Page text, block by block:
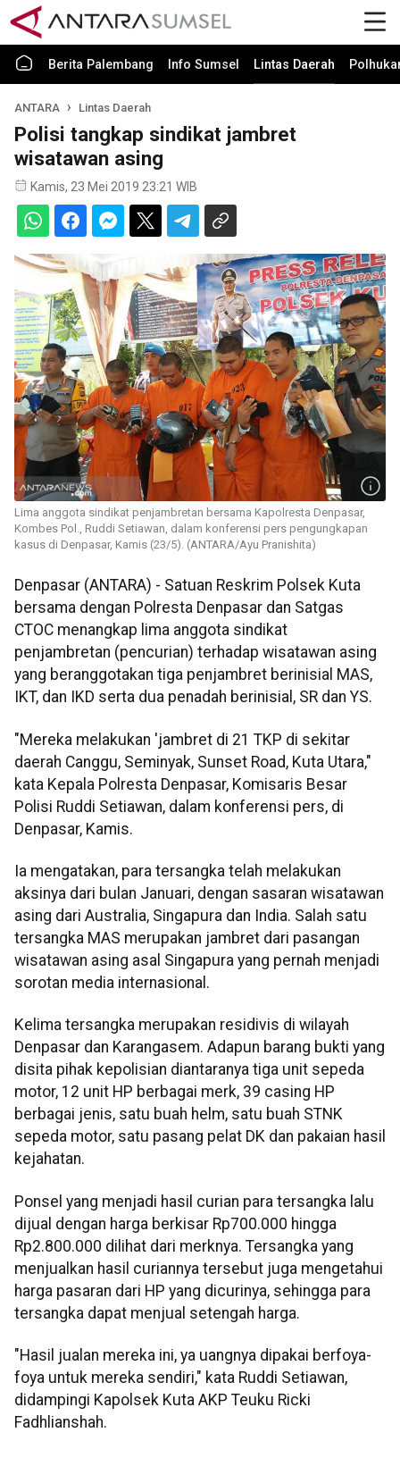
Berita Palembang Info Sumsel Lintas Daerah
ANTARA Lintas Daerah
Polisi tangkap sindikat jambret
wisatawan asing
Kamis, 23 Mei 2019 23:21 WIB
Lima anggota sindikat penjambretan bersama Kapolresta Denpasar,
Kombes Pol., Ruddi Setiawan, dalam konferensi pers pengungkapan
kasus di Denpasar, Kamis (23/5). (ANTARA/Ayu Pranishita)
Denpasar (ANTARA) - Satuan Reskrim Polsek Kuta
bersama dengan Polresta Denpasar dan Satgas
CTOC menangkap lima anggota sindikat
penjambretan (pencurian) terhadap wisatawan asing
yang beranggotakan tiga penjambret berinisial MAS,
IKT, dan IKD serta dua penadah berinisial, SR dan YS.
"Mereka melakukan 'jambret di 21 TKP di sekitar
daerah Canggu, Seminyak, Sunset Road, Kuta Utara,"
kata Kepala Polresta Denpasar, Komisaris Besar
Polisi Ruddi Setiawan, dalam konferensi pers, di
Denpasar, Kamis.
Ia mengatakan, para tersangka telah melakukan
aksinya dari bulan Januari, dengan sasaran wisatawan
asing dari Australia, Singapura dan India. Salah satu
tersangka MAS merupakan jambret dari pasangan
wisatawan asing asal Singapura yang pernah menjadi
sorotan media internasional.
Kelima tersangka merupakan residivis di wilayah
Denpasar dan Karangasem. Adapun barang bukti yang
disita pihak kepolisian diantaranya tiga unit sepeda
motor, 12 unit HP berbagai merk, 39 casing HP
berbagai jenis, satu buah helm, satu buah STNK
sepeda motor, satu pasang pelat DK dan pakaian hasil
kejahatan.
Ponsel yang menjadi hasil curian para tersangka lalu
dijual dengan harga berkisar Rp700.000 hingga
Rp2.800.000 dilihat dari merknya. Tersangka yang
menjualkan hasil curiannya tersebut juga mengetahui
harga pasaran dari HP yang dicurinya, sehingga para
tersangka dapat menjual setengah harga.
"Hasil jualan mereka ini, ya uangnya dipakai berfoya-
foya untuk mereka sendiri," kata Ruddi Setiawan,
didampingi Kapolsek Kuta AKP Teuku Ricki
Fadhlianshah.